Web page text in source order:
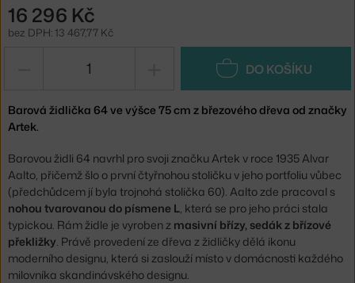
16 296 Kč
bez DPH: 13 467,77 Kč
DO KOŠÍKU
Barová židlička 64 ve výšce 75 cm z březového dřeva od značky
Artek.
Barovou židli 64 navrhl pro svoji značku Artek v roce 1935 Alvar
Aalto, přičemž šlo o první čtyřnohou stoličku v jeho portfoliu vůbec
(předchůdcem jí byla trojnohá stolička 60). Aalto zde pracoval s
nohou tvarovanou do písmene L , která se pro jeho práci stala
typickou. Rám židle je vyroben z masivní břízy, sedák z břízové
překližky . Právě provedení ze dřeva z židličky dělá ikonu
moderního designu, která si zaslouží místo v domácnosti každého
milovníka skandinávského designu.